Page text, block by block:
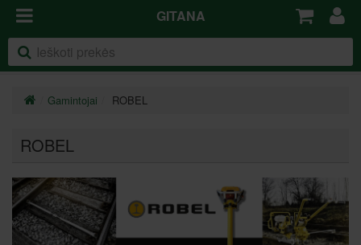
GITANA
Gamintojai ROBEL
ROBEL